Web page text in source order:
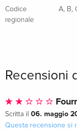
Codice
regionale
A B
Recensioni
Scritta il 06. maggio
Questa recensione si